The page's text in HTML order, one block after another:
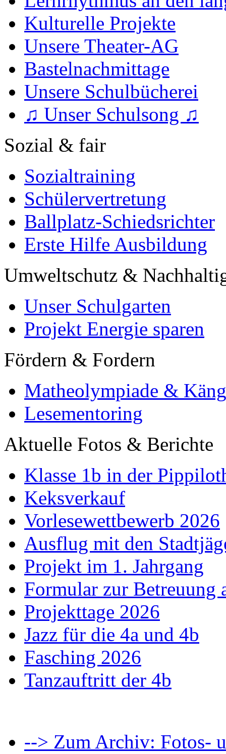
Kulturelle Projekte
Unsere Theater-AG
Bastelnachmittage
Unsere Schulbücherei
♫ Unser Schulsong ♫
Sozial & fair
Sozialtraining
Schülervertretung
Ballplatz-Schiedsrichter
Erste Hilfe Ausbildung
Umweltschutz &
Unser Schulgarten
Projekt Energie sparen
Fördern & Fordern
Matheolympiade &
Lesementoring
Aktuelle Fotos & Berichte
Klasse 1b in der
Keksverkauf
Vorlesewettbewerb 2026
Ausflug mit den
Projekt im 1. Jahrgang
Formular zur Betreuung
Projekttage 2026
Jazz für die 4a und 4b
Fasching 2026
Tanzauftritt der 4b
--> Zum Archiv: Fotos-